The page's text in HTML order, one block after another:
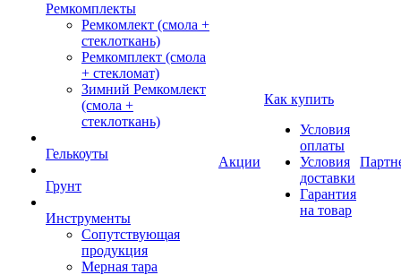
Ремкомплекты
Ремкомлект (смола +
стеклоткань)
Ремкомплект (смола
+ стекломат)
Зимний Ремкомлект
(смола +
стеклоткань)
Гелькоуты
Грунт
Инструменты
Сопутствующая
продукция
Мерная тара
Акции
Как купить
Условия
оплаты
Условия
доставки
Гарантия
на товар